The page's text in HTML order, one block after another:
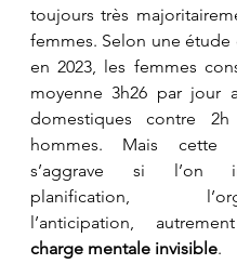
toujours très
femmes. Selon une étude
en 2023, les femmes
moyenne 3h26 par jour
domestiques contre
hommes. Mais cette
s’aggrave si l’on
planification,
l’anticipation,
charge mentale invisible.